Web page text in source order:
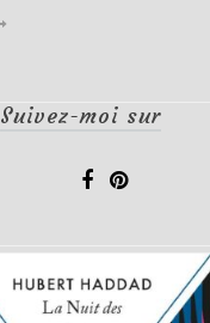
Suivez-moi sur